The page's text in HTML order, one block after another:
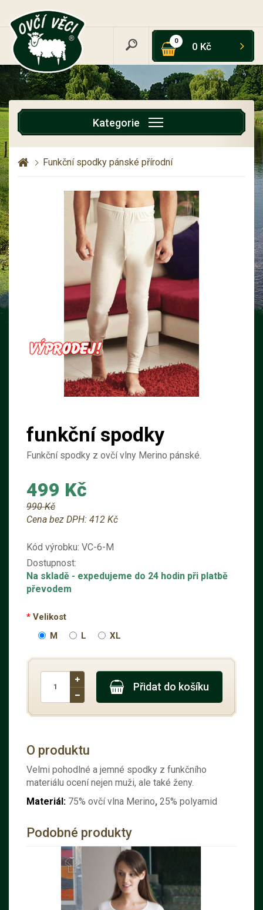
0 0 Kč
Kategorie
Funkční spodky pánské přírodní
funkční spodky
Funkční spodky z ovčí vlny Merino pánské.
499 Kč
990 Kč
Cena bez DPH: 412 Kč
Kód výrobku: VC-6-M
Dostupnost:
Na skladě - expedujeme do 24 hodin při platbě
převodem
Velikost
M
L XL
Přidat do košíku
O produktu
Velmi pohodlné a jemné spodky z funkčního
materiálu ocení nejen muži, ale také ženy.
Materiál: 75% ovčí vlna Merino, 25% polyamid
Podobné produkty